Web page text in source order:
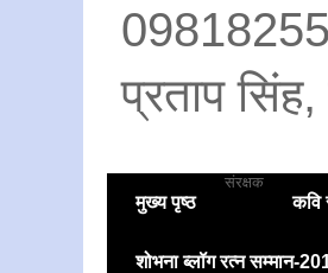
प्रताप
मुख्य पृष्ठ
संरक्षक
कवि
शोभना ब्लॉग रत्न सम्मान-